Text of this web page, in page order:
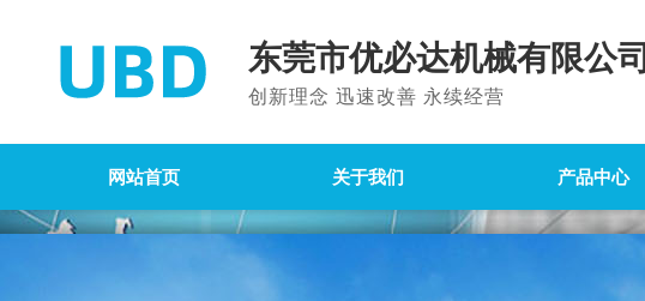
东莞市优必达机械有限公司
创新理念 迅速改善 永续经营
网站首页 关于我们 产品中心